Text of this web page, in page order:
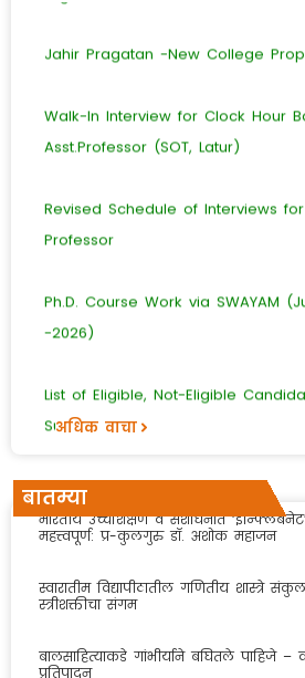
Walk-In Interview for Clock Hour
Asst.Professor (SOT, Latur)
Ph.D. Course Work via SWAYAM
-2026)
Subjects
Final list of Eligible, Not-Eligible
भटक्या जनावरांमुळे मानवाच्या दैनंदिन
अधिकारी व कर्मचारी यांचा सत्कार बाबत .
अधिक वाचा
बातम्याअधिक वाचा
भारतीय उच्चशिक्षण व संशोधनात
महत्त्वपूर्ण: प्र-कुलगुरु डॉ. अशोक महाजन
स्वारातीम विद्यापीठातील गणितीय शास्त्रे
स्त्रीशक्तीचा संगम
बालसाहित्याकडे गांभीर्याने बघितले पाहिजे –
प्रतिपादन